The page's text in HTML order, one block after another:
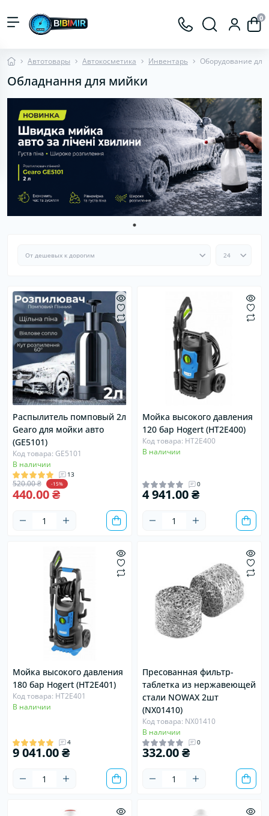
0
Автотовары Автокосметика Инвентарь Оборудование
Обладнання для мийки
Распылитель помповый 2л
Gearo для мойки авто
(GE5101)
Код товара: GE5101
В наличии
13
520.00 ₴ -15%
440.00 ₴
Мойка высокого давления
120 бар Hogert (HT2E400)
Код товара: HT2E400
В наличии
0
4 941.00 ₴
Мойка высокого давления
180 бар Hogert (HT2E401)
Код товара: HT2E401
В наличии
4
9 041.00 ₴
Пресованная фильтр-
таблетка из нержавеющей
стали NOWAX 2шт
(NX01410)
Код товара: NX01410
В наличии
0
332.00 ₴